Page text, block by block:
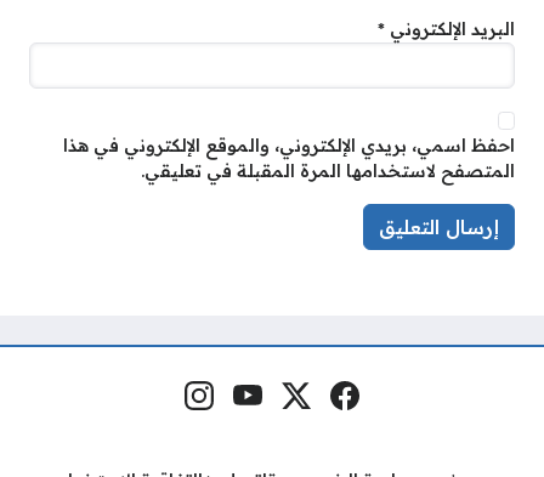
البريد الإلكتروني *
احفظ اسمي، بريدي الإلكتروني، والموقع الإلكتروني في هذا
المتصفح لاستخدامها المرة المقبلة في تعليقي.
مواقع التواصل فيسبوكمنصة إكس
يوتيوبإنستغرام